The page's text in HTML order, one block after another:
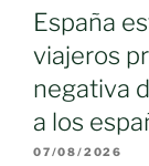
España
viajeros
negativa
a los
07/08/2026